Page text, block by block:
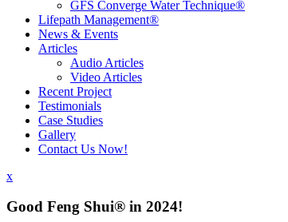
GFS Converge Water Technique®
Lifepath Management®
News & Events
Articles
Audio Articles
Video Articles
Recent Project
Testimonials
Case Studies
Gallery
Contact Us Now!
x
Good Feng Shui® in 2024!